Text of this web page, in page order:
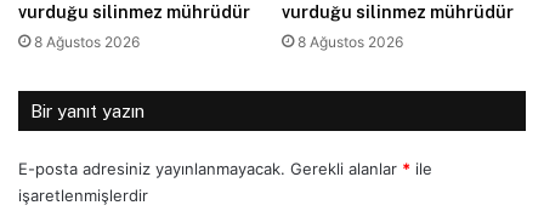
vurduğu silinmez mührüdür
8 Ağustos 2026
vurduğu silinmez mührüdür
8 Ağustos 2026
Bir yanıt yazın
E-posta adresiniz yayınlanmayacak. Gerekli alanlar * ile
işaretlenmişlerdir